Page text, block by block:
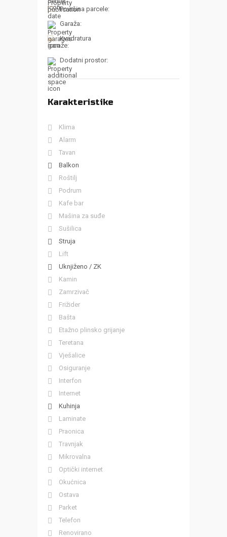
Površina parcele:
Garaža:
Kvadratura
garaže:
Dodatni prostor:
Karakteristike
Klima
Alarm
Tavan
Balkon
Roštilj
Podrum
Kafe bar
Mašina za suđe
Sušilica
Struja
Lift
Uknjiženo / ZK
Kamin
Zamrzivač
Frižider
Bašta
Etažno plinsko grijanje
Teretana
Vješalice
Osiguranje
Interfon
Internet
Kuhinja
Laminate
Praonica
Travnjak
Mikrovalna
Optički internet
Okućnica
Ostava
Parket
Telefon
Renovirano